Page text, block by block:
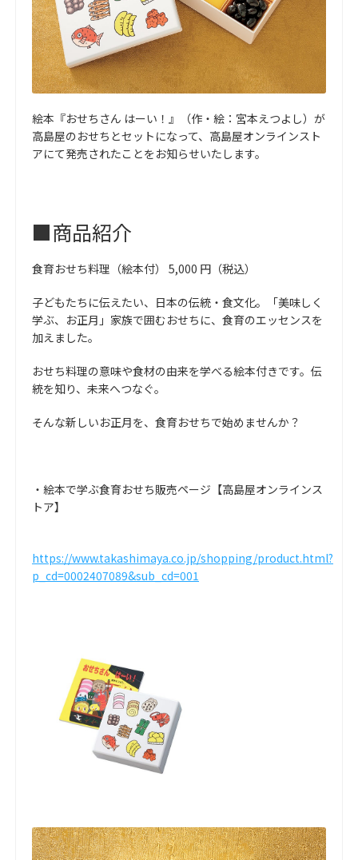
絵本『おせちさん はーい！』（作・絵：宮本えつよし）が
高島屋のおせちとセットになって、高島屋オンラインスト
アにて発売されたことをお知らせいたします。
■商品紹介
食育おせち料理（絵本付） 5,000 円（税込）
子どもたちに伝えたい、日本の伝統・食文化。「美味しく
学ぶ、お正月」家族で囲むおせちに、食育のエッセンスを
加えました。
おせち料理の意味や食材の由来を学べる絵本付きです。伝
統を知り、未来へつなぐ。
そんな新しいお正月を、食育おせちで始めませんか？
・絵本で学ぶ食育おせち販売ページ【高島屋オンラインス
トア】
https://www.takashimaya.co.jp/shopping/product.html?
p_cd=0002407089&sub_cd=001